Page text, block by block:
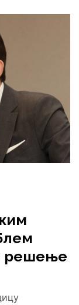
решење